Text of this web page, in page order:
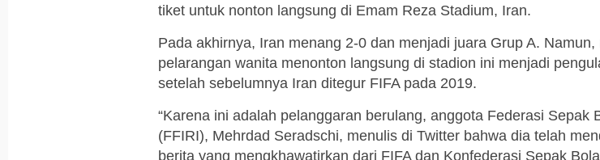
tiket untuk nonton langsung di Emam Reza Stadium, Iran.
Pada akhirnya, Iran menang 2-0 dan menjadi juara Grup A. Namun,
pelarangan wanita menonton langsung di stadion ini menjadi
setelah sebelumnya Iran ditegur FIFA pada 2019.
“Karena ini adalah pelanggaran berulang, anggota Federasi Sepak
(FFIRI), Mehrdad Seradschi, menulis di Twitter bahwa dia telah
berita yang mengkhawatirkan dari FIFA dan Konfederasi Sepak